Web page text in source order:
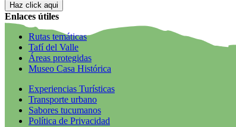
Haz click aqui
Enlaces útiles
Rutas temáticas
Tafí del Valle
Áreas protegidas
Museo Casa Histórica
Experiencias Turísticas
Transporte urbano
Sabores tucumanos
Política de Privacidad